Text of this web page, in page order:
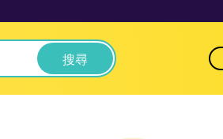
搜尋